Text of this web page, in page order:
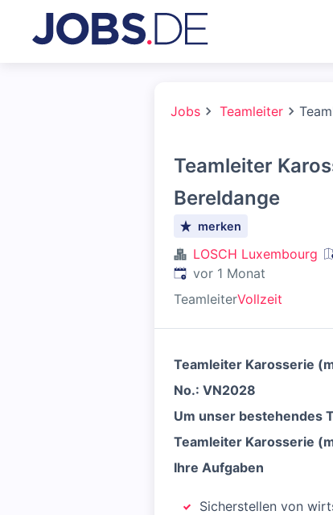
Jobs Teamleiter
Teamleiter
Bereldange
merken
LOSCH Luxembourg
Veröffentlicht:
vor 1 Monat
TeamleiterVollzeit
Teamleiter Karosserie
No.: VN2028
Um unser bestehendes
Teamleiter Karosserie
Ihre Aufgaben
Sicherstellen von